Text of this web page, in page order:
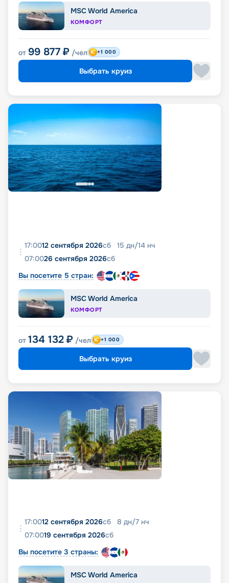
MSC World America
КОМФОРТ
от 99 877 ₽ /чел +1 000
Выбрать круиз
17:0012 сентября 2026сб 15 дн/14 нч
07:0026 сентября 2026сб
Вы посетите 5 стран:
MSC World America
КОМФОРТ
от 134 132 ₽ /чел +1 000
Выбрать круиз
17:0012 сентября 2026сб 8 дн/7 нч
07:0019 сентября 2026сб
Вы посетите 3 страны:
MSC World America